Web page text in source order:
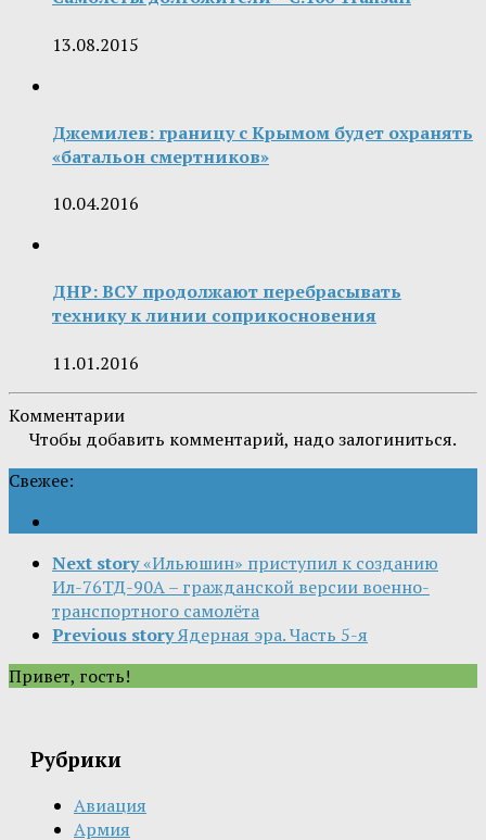
13.08.2015
Джемилев: границу с Крымом будет охранять
«батальон смертников»
10.04.2016
ДНР: ВСУ продолжают перебрасывать
технику к линии соприкосновения
11.01.2016
Комментарии
Чтобы добавить комментарий, надо залогиниться.
Свежее:
Next story«Ильюшин» приступил к созданию
Ил-76ТД-90А – гражданской версии военно-
транспортного самолёта
Previous storyЯдерная эра. Часть 5-я
Привет, гость!
Рубрики
Авиация
Армия